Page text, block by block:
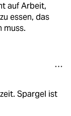
auf Arbeit,
essen, das
muss.
Spargel ist